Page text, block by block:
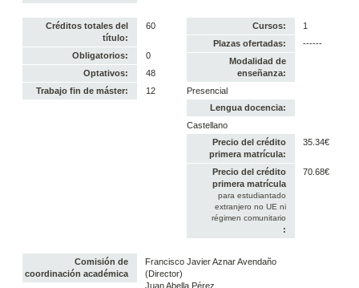
Créditos totales del
título:
60
Obligatorios:
0
Optativos:
48
Trabajo fin de máster:
12
Cursos:
1
Plazas ofertadas:
------
Modalidad de
enseñanza:
Presencial
Lengua docencia:
Castellano
Precio del crédito
primera matrícula:
35.34€
Precio del crédito
primera matrícula
para estudiantado
extranjero no UE ni
régimen comunitario
:
70.68€
Comisión de
coordinación académica
Francisco Javier Aznar Avendaño
(Director)
Juan Abella Pérez